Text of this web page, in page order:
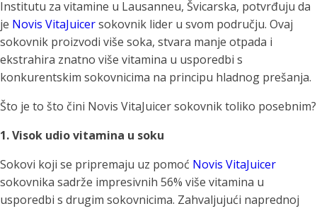
Institutu za vitamine u Lausanneu, Švicarska, potvrđuju da
je Novis VitaJuicersokovnik lider u svom području. Ovaj
sokovnik proizvodi više soka, stvara manje otpada i
ekstrahira znatno više vitamina u usporedbi s
konkurentskim sokovnicima na principu hladnog prešanja.
Što je to što čini Novis VitaJuicer sokovnik toliko posebnim?
1. Visok udio vitamina u soku
Sokovi koji se pripremaju uz pomoć Novis VitaJuicer
sokovnika sadrže impresivnih 56% više vitamina u
usporedbi s drugim sokovnicima. Zahvaljujući naprednoj
Tuš glave
filtriranje vode za tuširanje
Vrčevi za
Potpuno prijenosno
čistu vodu za